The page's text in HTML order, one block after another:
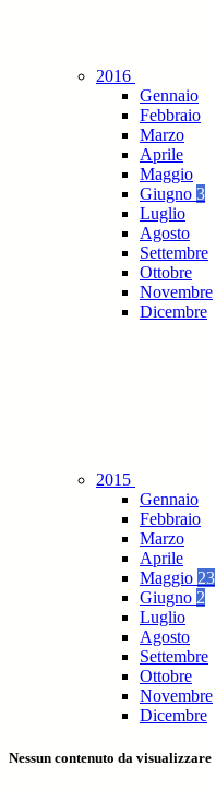
2016
Gennaio
Febbraio
Marzo
Aprile
Maggio
Giugno 3
Luglio
Agosto
Settembre
Ottobre
Novembre
Dicembre
2015
Gennaio
Febbraio
Marzo
Aprile
Maggio 23
Giugno 2
Luglio
Agosto
Settembre
Ottobre
Novembre
Dicembre
Nessun contenuto da visualizzare